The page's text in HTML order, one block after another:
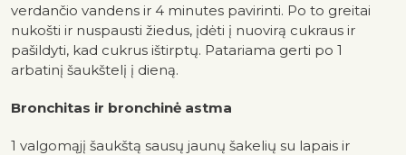
verdančio vandens ir 4 minutes pavirinti. Po to greitai
nukošti ir nuspausti žiedus, įdėti į nuovirą cukraus ir
pašildyti, kad cukrus ištirptų. Patariama gerti po 1
arbatinį šaukštelį į dieną.
Bronchitas ir bronchinė astma
1 valgomąjį šaukštą sausų jaunų šakelių su lapais ir